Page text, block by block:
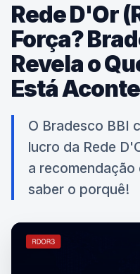
Rede D'Or
Força?
Revela o
Está
O Bradesco BBI
lucro da Rede
a
saber o porquê!